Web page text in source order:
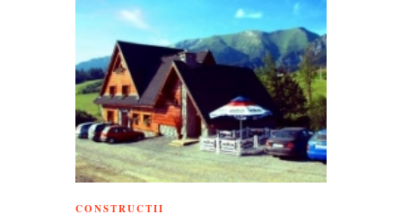
CONSTRUCTII